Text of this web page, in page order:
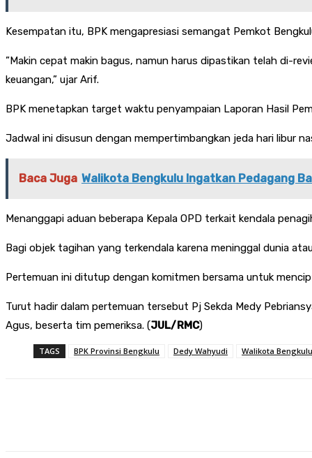
Kesempatan itu, BPK mengapresiasi semangat Pemkot
”Makin cepat makin bagus, namun harus dipastikan telah di-
keuangan,” ujar Arif.
BPK menetapkan target waktu penyampaian Laporan Hasil
Jadwal ini disusun dengan mempertimbangkan jeda hari libur
Baca Juga Walikota Bengkulu Ingatkan Pedagang
Menanggapi aduan beberapa Kepala OPD terkait kendala
Bagi objek tagihan yang terkendala karena meninggal dunia
Pertemuan ini ditutup dengan komitmen bersama untuk
Turut hadir dalam pertemuan tersebut Pj Sekda Medy
Agus, beserta tim pemeriksa. (JUL/RMC)
TAGS BPK Provinsi Bengkulu Dedy Wahyudi Walikota Bengkulu